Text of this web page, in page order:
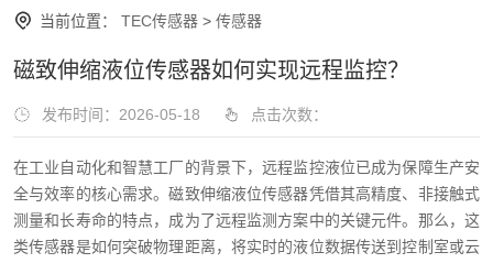
当前位置： TEC传感器 > 传感器
磁致伸缩液位传感器如何实现远程监控？
发布时间：2026-05-18 点击次数：
在工业自动化和智慧工厂的背景下，远程监控液位已成为保障生产安
全与效率的核心需求。磁致伸缩液位传感器凭借其高精度、非接触式
测量和长寿命的特点，成为了远程监测方案中的关键元件。那么，这
类传感器是如何突破物理距离，将实时的液位数据传送到控制室或云